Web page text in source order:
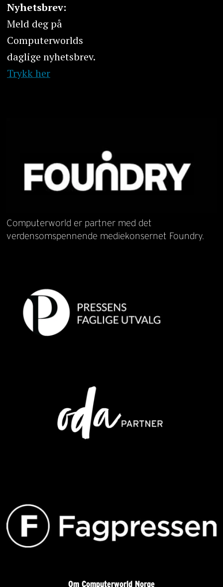
Nyhetsbrev:
Meld deg på
Computerworlds
daglige nyhetsbrev.
Trykk her
Computerworld er partner med det
verdensomspennende mediekonsernet Foundry.
Om Computerworld Norge